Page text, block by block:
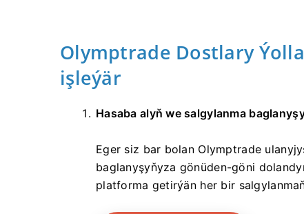
Olymptrade Dostlary
işleýär
Hasaba alyň we salgylanma
Eger siz bar bolan Olymptrade
baglanyşyňyza gönüden-göni
platforma getirýän her bir